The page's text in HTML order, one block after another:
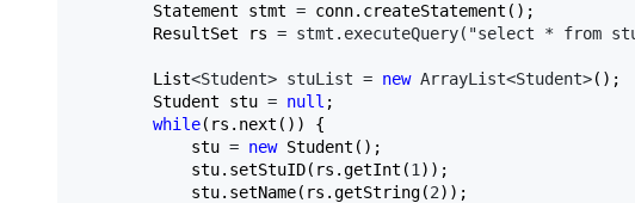
        Statement stmt
= conn.createStatement();
        ResultSet rs
= stmt.executeQuery("select * from
        List
<Student> stuList = new ArrayList<Student>();
        Student stu
= null ;
while(rs.next()) {
            stu
= new Student();
            stu.setStuID(rs.getInt(
1 ));
            stu.setName(rs.getString(
2));